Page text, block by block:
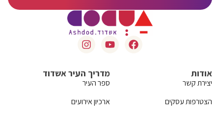
אודות
יצירת קשר
הצטרפות עסקים
מדריך העיר אשדוד
ספר העיר
ארכיון אירועים